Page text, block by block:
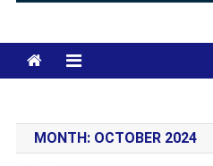
MONTH: OCTOBER 2024